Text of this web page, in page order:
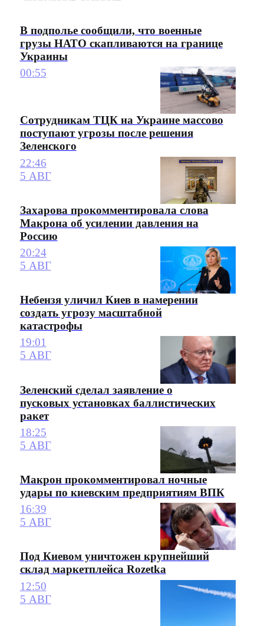
В подполье сообщили, что военные
грузы НАТО скапливаются на границе
Украины
00:55
Сотрудникам ТЦК на Украине массово
поступают угрозы после решения
Зеленского
22:46
5 АВГ
Захарова прокомментировала слова
Макрона об усилении давления на
Россию
20:24
5 АВГ
Небензя уличил Киев в намерении
создать угрозу масштабной
катастрофы
19:01
5 АВГ
Зеленский сделал заявление о
пусковых установках баллистических
ракет
18:25
5 АВГ
Макрон прокомментировал ночные
удары по киевским предприятиям ВПК
16:39
5 АВГ
Под Киевом уничтожен крупнейший
склад маркетплейса Rozetka
12:50
5 АВГ